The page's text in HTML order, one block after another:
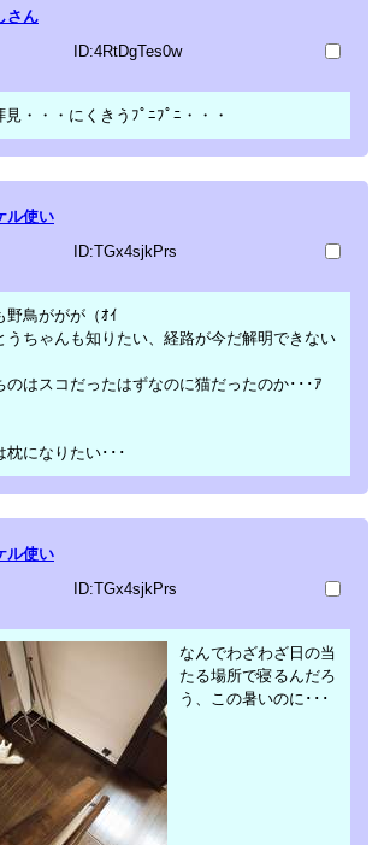
さん
ID:4RtDgTes0w
・・・にくきうﾌﾟﾆﾌﾟﾆ・・・
ル使い
ID:TGx4sjkPrs
野鳥ががが（ｵｲ
うちゃんも知りたい、経路が今だ解明できない
のはスコだったはずなのに猫だったのか･･･ｱ
枕になりたい･･･
ル使い
ID:TGx4sjkPrs
なんでわざわざ日の当
たる場所で寝るんだろ
う、この暑いのに･･･